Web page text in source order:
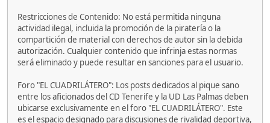
Restricciones de Contenido: No está permitida ninguna
actividad ilegal, incluida la promoción de la piratería o la
compartición de material con derechos de autor sin la debida
autorización. Cualquier contenido que infrinja estas normas
será eliminado y puede resultar en sanciones para el usuario.
Foro "EL CUADRILÁTERO": Los posts dedicados al pique sano
entre los aficionados del CD Tenerife y la UD Las Palmas deben
ubicarse exclusivamente en el foro "EL CUADRILÁTERO". Este
es el espacio designado para discusiones de rivalidad deportiva,